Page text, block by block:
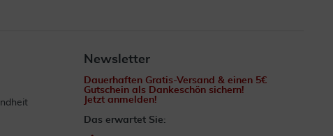
Newsletter
Dauerhaften Gratis-Versand & einen 5€
Gutschein als Dankeschön sichern!
Jetzt anmelden!
Das erwartet Sie: